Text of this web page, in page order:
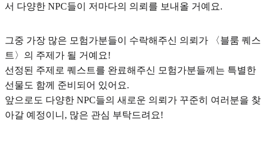
서 다양한 NPC들이 저마다의 의뢰를 보내올 거예요.
그중 가장 많은 모험가분들이 수락해주신 의뢰가 〈블룸 퀘스
트〉의 주제가 될 거예요!
선정된 주제로 퀘스트를 완료해주신 모험가분들께는 특별한
선물도 함께 준비되어 있어요.
앞으로도 다양한 NPC들의 새로운 의뢰가 꾸준히 여러분을 찾
아갈 예정이니, 많은 관심 부탁드려요!